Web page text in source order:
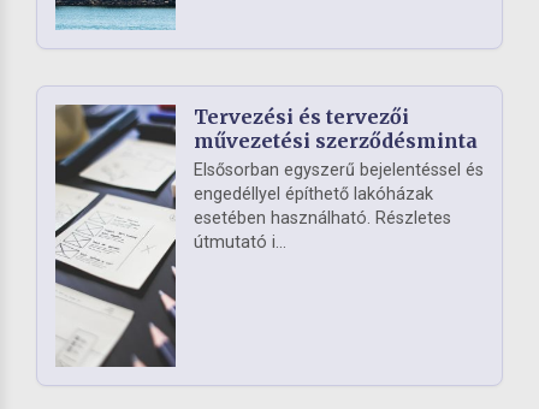
Tervezési és tervezői
művezetési szerződésminta
Elsősorban egyszerű bejelentéssel és
engedéllyel építhető lakóházak
esetében használható. Részletes
útmutató i...